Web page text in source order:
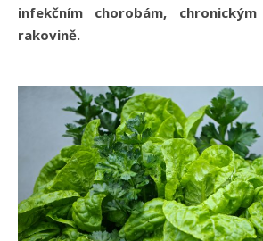
infekčním chorobám,
rakovině.